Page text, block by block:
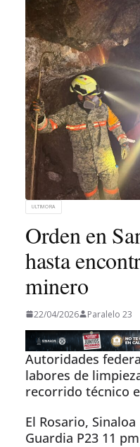
ULTIMORA
Orden en
hasta
minero
22/04/2026 Paralelo 23
Autoridades
labores de
recorrido técnico
El Rosario,
Guardia P23 11 pm